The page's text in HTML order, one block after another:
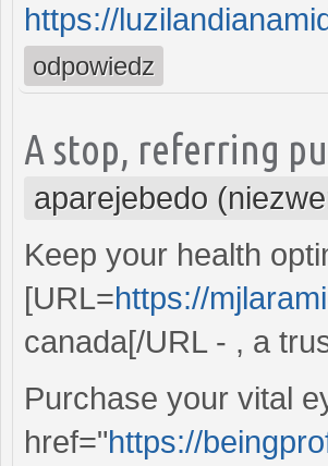
https://
odpowiedz
A stop, referring
aparejebedo
Keep your health
[URL=https://
canada[/URL - , a
Purchase your vital
href="https://